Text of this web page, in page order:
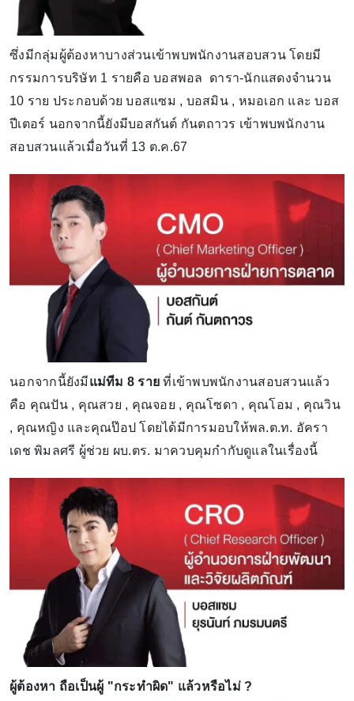
ซึ่งมีกลุ่มผู้ต้องหาบางส่วนเข้าพบพนักงานสอบสวน โดยมี
กรรมการบริษัท 1 รายคือ บอสพอล ดารา-นักแสดงจำนวน
10 ราย ประกอบด้วย บอสแซม , บอสมิน , หมอเอก และ บอส
ปีเตอร์ นอกจากนี้ยังมีบอสกันต์ กันตถาวร เข้าพบพนักงาน
สอบสวนแล้วเมื่อวันที่ 13 ต.ค.67
นอกจากนี้ยังมีแม่ทีม 8 ราย ที่เข้าพบพนักงานสอบสวนแล้ว
คือ คุณปัน , คุณสวย , คุณจอย , คุณโซดา , คุณโอม , คุณวิน
, คุณหญิง และคุณป๊อป โดยได้มีการมอบให้พล.ต.ท. อัครา
เดช พิมลศรี ผู้ช่วย ผบ.ตร. มาควบคุมกำกับดูแลในเรื่องนี้
ผู้ต้องหา ถือเป็นผู้ "กระทำผิด" แล้วหรือไม่ ?